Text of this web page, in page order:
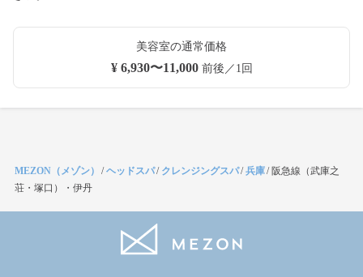
美容室の通常価格
¥ 6,930〜11,000前後／1回
MEZON（メゾン） /ヘッドスパ/ クレンジングスパ/兵庫/ 阪急線（武庫之
荘・塚口）・伊丹